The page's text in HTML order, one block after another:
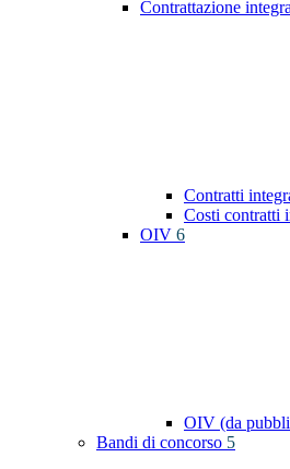
Contrattazione
Contratti
Costi contratti
OIV 6
OIV (da
Bandi di concorso 5